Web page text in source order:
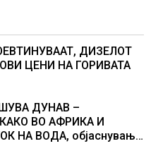
ДИЗЕЛОТ
ЦЕНИ НА ГОРИВАТА
ДУНАВ –
ВО АФРИКА И
НА ВОДА, објаснување